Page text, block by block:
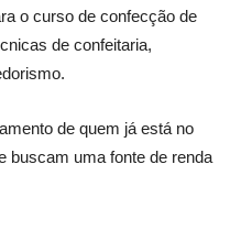
o curso de confecção de
de confeitaria,
de quem já está no
buscam uma fonte de renda